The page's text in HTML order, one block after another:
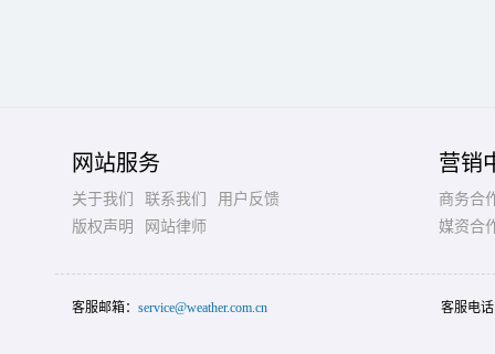
网站服务
关于我们 联系我们
用户反馈
版权声明
网站律师
营销
商务合
媒资合
客服邮箱： service@weather.com.cn 客服电